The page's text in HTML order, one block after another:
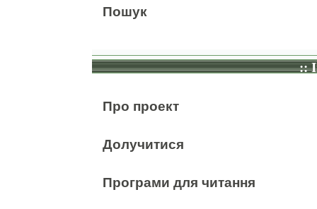
Пошук
::
Про проект
Долучитися
Програми для читання